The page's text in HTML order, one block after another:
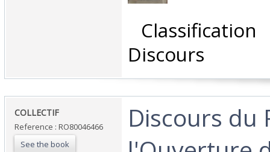
Discours‎
‎COLLECTIF‎
Reference : RO80046466
See the book
‎Discours du